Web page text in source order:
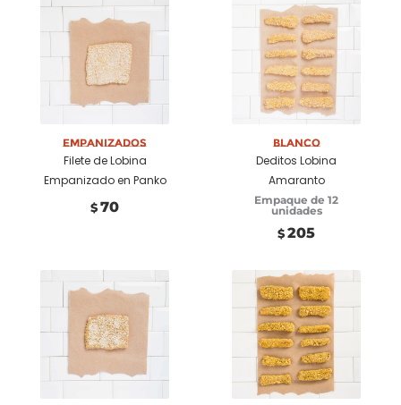
Añadir a
carrito
Empanizados
Filete de Lobina
Empanizado en Panko
$ 70
Añadir a
carrito
Blanco
Deditos Lobina
Amaranto
Empaque de 12
unidades
$ 205
carrito
Añadir a
carrito